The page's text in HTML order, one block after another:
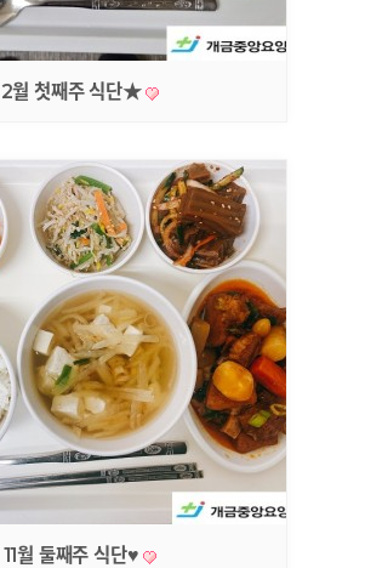
2월 첫째주 식단★
11월 둘째주 식단♥